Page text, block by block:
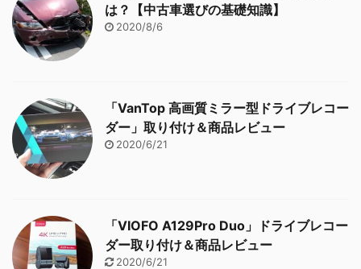
は？【中古車選びの基礎知識】
2020/8/6
「VanTop 高画質ミラー型ドライブレコー
ダー」取り付け＆商品レビュー
2020/6/21
「VIOFO A129Pro Duo」ドライブレコー
ダー取り付け＆商品レビュー
2020/6/21